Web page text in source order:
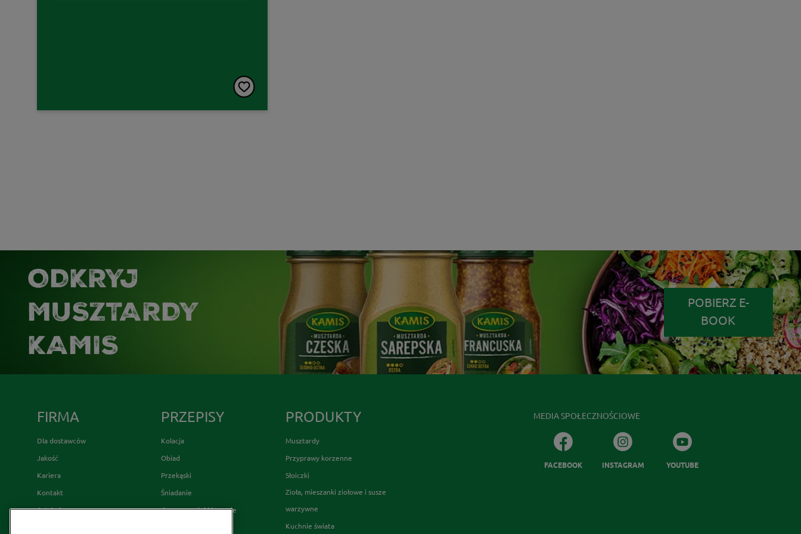
ODKRYJ
MUSZTARDY
KAMIS
POBIERZ E-
BOOK
FIRMA
Dla dostawców
Jakość
Kariera
Kontakt
Artykuły
PRZEPISY
Kolacja
Obiad
Przekąski
Śniadanie
desery wypieki i napoje
PRODUKTY
Musztardy
Przyprawy korzenne
Słoiczki
Zioła, mieszanki ziołowe i susze
warzywne
Kuchnie świata
MEDIA SPOŁECZNOŚCIOWE
FACEBOOK INSTAGRAM YOUTUBE